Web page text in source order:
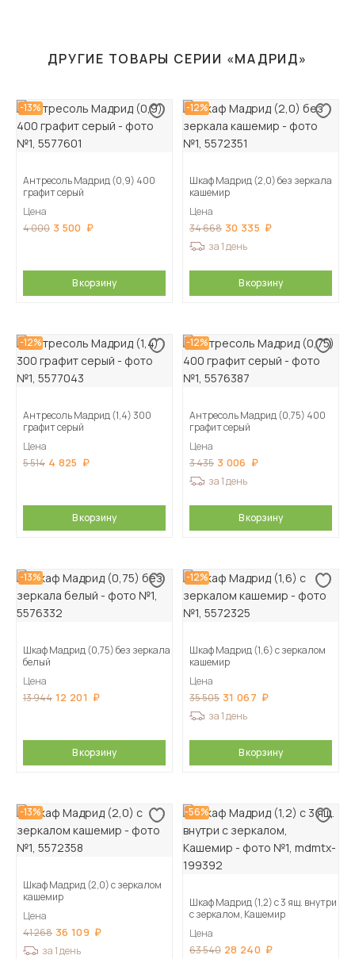
ДРУГИЕ ТОВАРЫ СЕРИИ «МАДРИД»
-13%
Антресоль Мадрид (0,9) 400
графит серый
Цена
4 000 3 500
В корзину
-12%
Шкаф Мадрид (2,0) без зеркала
кашемир
Цена
34 668 30 335
за 1 день
В корзину
-12%
Антресоль Мадрид (1,4) 300
графит серый
Цена
5 514 4 825
В корзину
-12%
Антресоль Мадрид (0,75) 400
графит серый
Цена
3 435 3 006
за 1 день
В корзину
-13%
Шкаф Мадрид (0,75) без зеркала
белый
Цена
13 944 12 201
В корзину
-12%
Шкаф Мадрид (1,6) с зеркалом
кашемир
Цена
35 505 31 067
за 1 день
В корзину
-13%
Шкаф Мадрид (2,0) с зеркалом
кашемир
Цена
41 268 36 109
за 1 день
-56%
Шкаф Мадрид (1,2) с 3 ящ. внутри
с зеркалом, Кашемир
Цена
63 540 28 240